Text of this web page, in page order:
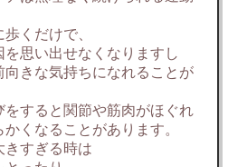
くだけで、
思い出せなくなりますし
きな気持ちになれることが
をすると関節や筋肉がほぐれ
くなることがあります。
きすぎる時は